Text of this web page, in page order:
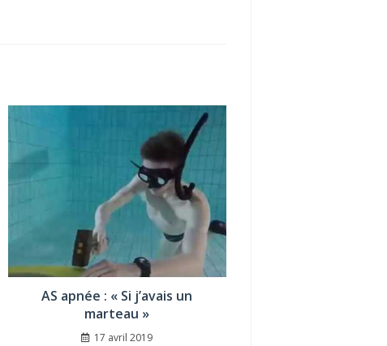
AS apnée : « Si j’avais un
marteau »
17 avril 2019